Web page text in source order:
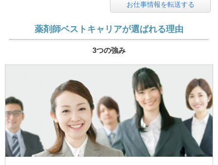
お仕事情報を転送する
薬剤師ベストキャリアが選ばれる理由
3つの強み